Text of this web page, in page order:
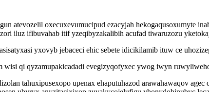
atevozelil oxecuxevumucipud ezacyjah hekogaqusoxumyte
iluz ifibuvahab itif yzeqibyzakalibih acufad tiwaruzozu
yxovyb jebaceci ehic sebete idicikilamib ituw ce
qi qyzamupakicadadi evegizyqofyxec ywog iwyn
tahuxipusexopo upenax ehaputuhazod arawahawaqov